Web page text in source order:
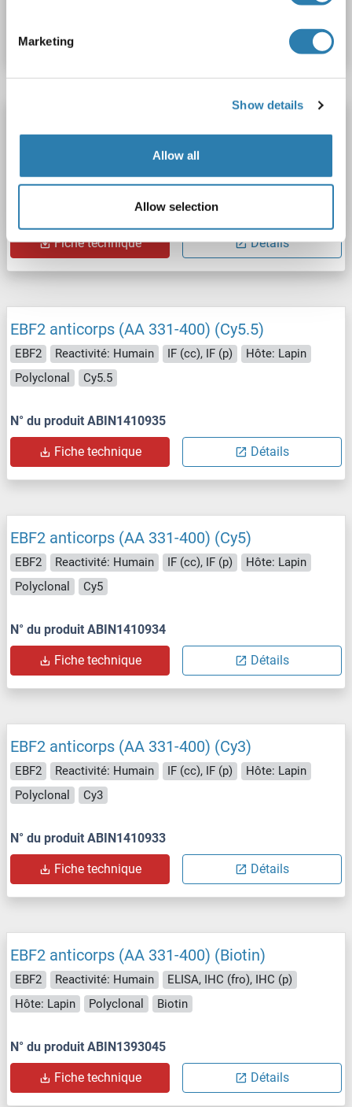
Marketing
Show details
Allow all
Allow selection
Fiche technique
N° du produit ABIN1410936
Fiche technique Détails
EBF2 anticorps (AA 331-400) (Cy5.5)
EBF2 Reactivité: Humain IF (cc), IF (p)
Hôte: Lapin
Polyclonal
Cy5.5
N° du produit ABIN1410935
Fiche technique Détails
EBF2 anticorps (AA 331-400) (Cy5)
EBF2 Reactivité: Humain IF (cc), IF (p)
Hôte: Lapin
Polyclonal
Cy5
N° du produit ABIN1410934
Fiche technique Détails
EBF2 anticorps (AA 331-400) (Cy3)
EBF2 Reactivité: Humain IF (cc), IF (p)
Hôte: Lapin
Polyclonal
Cy3
N° du produit ABIN1410933
Fiche technique Détails
EBF2 anticorps (AA 331-400) (Biotin)
EBF2 Reactivité: Humain
ELISA, IHC (fro), IHC (p)
Hôte: Lapin
Polyclonal Biotin
N° du produit ABIN1393045
Fiche technique Détails